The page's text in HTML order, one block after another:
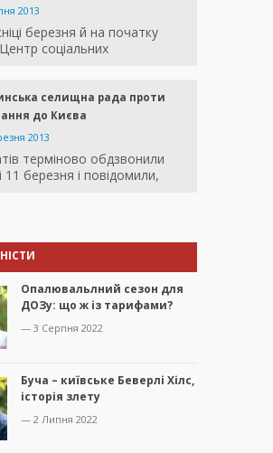
2013
березня й на початку
соціальних
селищна рада проти
до Києва
2013
терміново обдзвонили
11 березня і повідомили,
Опалювальлний сезон для
ДОЗу: що ж із тарифами?
— 3 Серпня 2022
Буча – київське Беверлі Хілс,
історія злету
— 2 Липня 2022